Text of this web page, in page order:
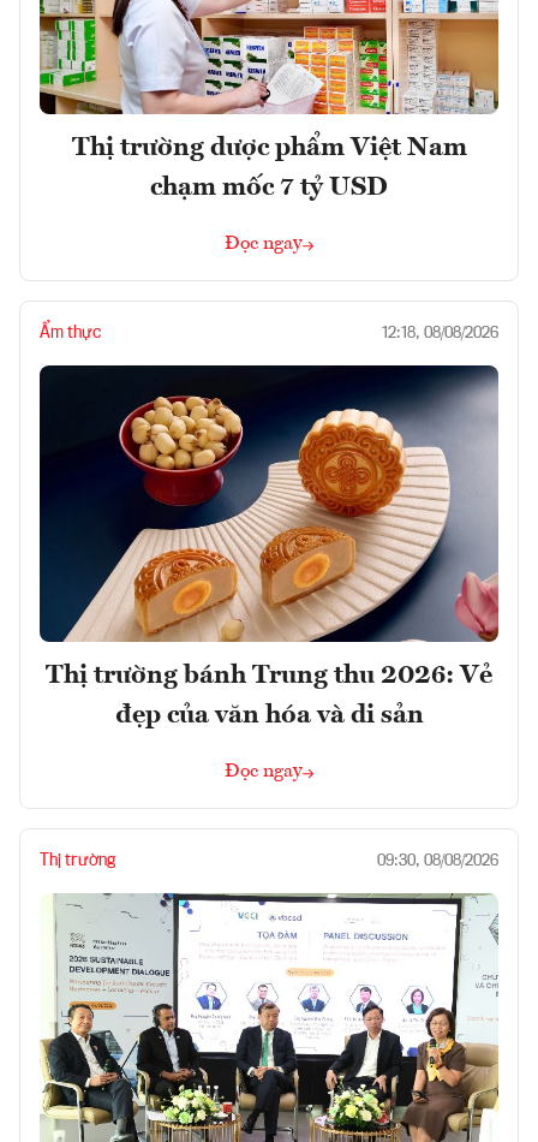
Thị trường dược phẩm Việt Nam
chạm mốc 7 tỷ USD
Đọc ngay
Ẩm thực 12:18, 08/08/2026
Thị trường bánh Trung thu 2026: Vẻ
đẹp của văn hóa và di sản
Đọc ngay
Thị trường 09:30, 08/08/2026